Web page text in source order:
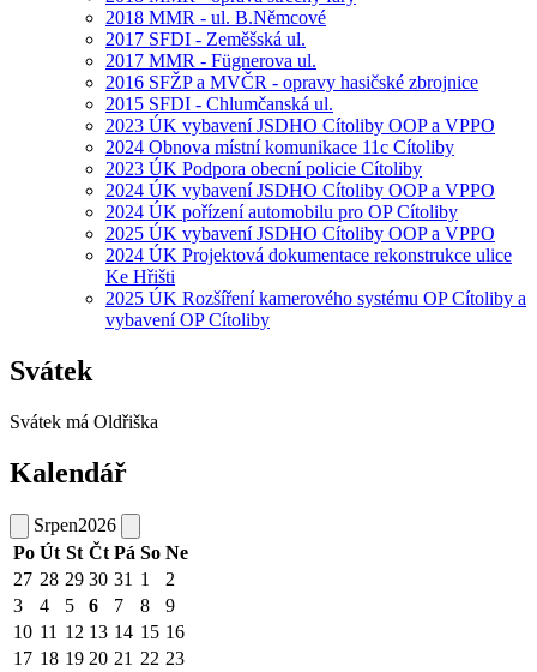
2018 MMR - ul. B.Němcové
2017 SFDI - Zeměšská ul.
2017 MMR - Fügnerova ul.
2016 SFŽP a MVČR - opravy hasičské zbrojnice
2015 SFDI - Chlumčanská ul.
2023 ÚK vybavení JSDHO Cítoliby OOP a VPPO
2024 Obnova místní komunikace 11c Cítoliby
2023 ÚK Podpora obecní policie Cítoliby
2024 ÚK vybavení JSDHO Cítoliby OOP a VPPO
2024 ÚK pořízení automobilu pro OP Cítoliby
2025 ÚK vybavení JSDHO Cítoliby OOP a VPPO
2024 ÚK Projektová dokumentace rekonstrukce ulice
Ke Hřišti
2025 ÚK Rozšíření kamerového systému OP Cítoliby a
vybavení OP Cítoliby
Svátek
Svátek má Oldřiška
Kalendář
Srpen2026
Po Út St Čt Pá So Ne
27 28 29 30 31 1
2
3
4 5 6 7 8
9
10 11 12 13 14 15 16
17 18 19 20 21 22 23